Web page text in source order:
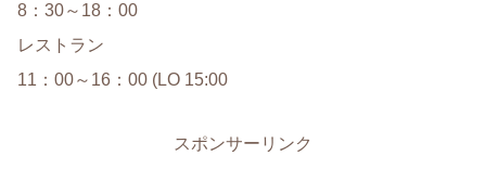
8：30～18：00
レストラン
11：00～16：00 (LO 15:00
スポンサーリンク